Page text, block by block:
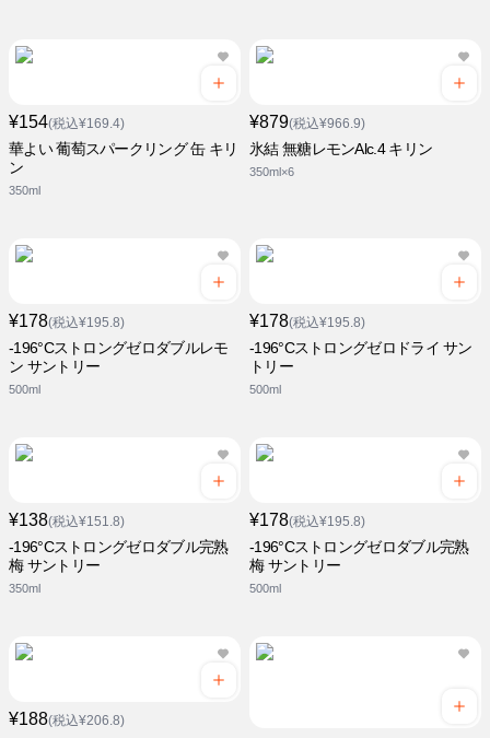
¥154(税込¥169.4)
華よい 葡萄スパークリング 缶 キリ
ン
350ml
¥879(税込¥966.9)
氷結 無糖レモンAlc.4 キリン
350ml×6
¥178(税込¥195.8)
-196°Cストロングゼロダブルレモ
ン サントリー
500ml
¥178(税込¥195.8)
-196°Cストロングゼロドライ サン
トリー
500ml
¥138(税込¥151.8)
-196°Cストロングゼロダブル完熟
梅 サントリー
350ml
¥178(税込¥195.8)
-196°Cストロングゼロダブル完熟
梅 サントリー
500ml
¥188(税込¥206.8)